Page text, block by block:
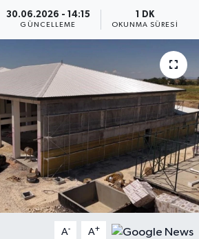
30.06.2026 - 14:15
GÜNCELLEME
1 DK
OKUNMA SÜRESI
A- A+